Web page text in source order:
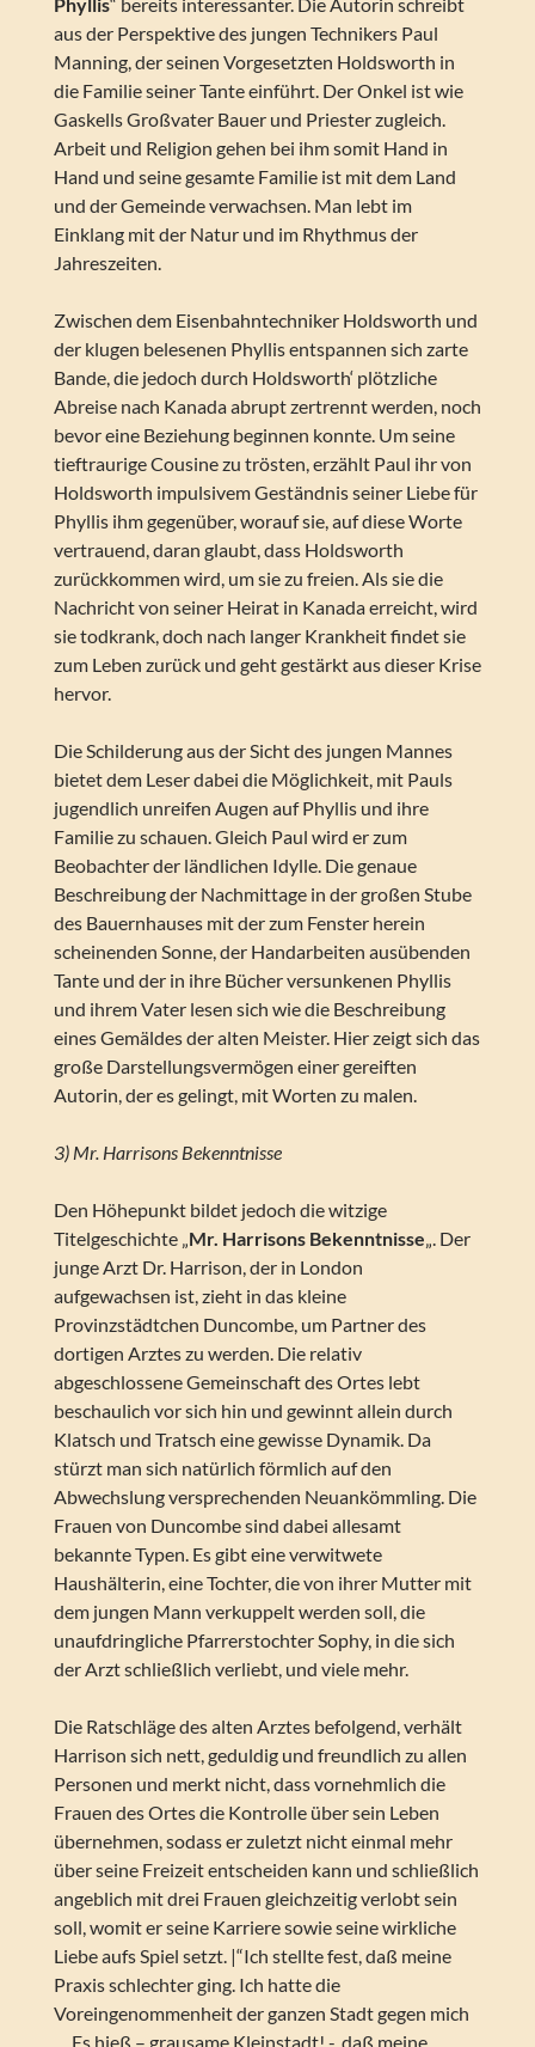
aus der Perspektive des jungen Technikers Paul
Manning, der seinen Vorgesetzten Holdsworth in
die Familie seiner Tante einführt. Der Onkel ist wie
Gaskells Großvater Bauer und Priester zugleich.
Arbeit und Religion gehen bei ihm somit Hand in
Hand und seine gesamte Familie ist mit dem Land
und der Gemeinde verwachsen. Man lebt im
Einklang mit der Natur und im Rhythmus der
Jahreszeiten.
Zwischen dem Eisenbahntechniker Holdsworth und
der klugen belesenen Phyllis entspannen sich zarte
Bande, die jedoch durch Holdsworth‘ plötzliche
Abreise nach Kanada abrupt zertrennt werden, noch
bevor eine Beziehung beginnen konnte. Um seine
tieftraurige Cousine zu trösten, erzählt Paul ihr von
Holdsworth impulsivem Geständnis seiner Liebe für
Phyllis ihm gegenüber, worauf sie, auf diese Worte
vertrauend, daran glaubt, dass Holdsworth
zurückkommen wird, um sie zu freien. Als sie die
Nachricht von seiner Heirat in Kanada erreicht, wird
sie todkrank, doch nach langer Krankheit findet sie
zum Leben zurück und geht gestärkt aus dieser Krise
hervor.
Die Schilderung aus der Sicht des jungen Mannes
bietet dem Leser dabei die Möglichkeit, mit Pauls
jugendlich unreifen Augen auf Phyllis und ihre
Familie zu schauen. Gleich Paul wird er zum
Beobachter der ländlichen Idylle. Die genaue
Beschreibung der Nachmittage in der großen Stube
des Bauernhauses mit der zum Fenster herein
scheinenden Sonne, der Handarbeiten ausübenden
Tante und der in ihre Bücher versunkenen Phyllis
und ihrem Vater lesen sich wie die Beschreibung
eines Gemäldes der alten Meister. Hier zeigt sich das
große Darstellungsvermögen einer gereiften
Autorin, der es gelingt, mit Worten zu malen.
3) Mr. Harrisons Bekenntnisse
Den Höhepunkt bildet jedoch die witzige
Titelgeschichte „Mr. Harrisons Bekenntnisse„. Der
junge Arzt Dr. Harrison, der in London
aufgewachsen ist, zieht in das kleine
Provinzstädtchen Duncombe, um Partner des
dortigen Arztes zu werden. Die relativ
abgeschlossene Gemeinschaft des Ortes lebt
beschaulich vor sich hin und gewinnt allein durch
Klatsch und Tratsch eine gewisse Dynamik. Da
stürzt man sich natürlich förmlich auf den
Abwechslung versprechenden Neuankömmling. Die
Frauen von Duncombe sind dabei allesamt
bekannte Typen. Es gibt eine verwitwete
Haushälterin, eine Tochter, die von ihrer Mutter mit
dem jungen Mann verkuppelt werden soll, die
unaufdringliche Pfarrerstochter Sophy, in die sich
der Arzt schließlich verliebt, und viele mehr.
Die Ratschläge des alten Arztes befolgend, verhält
Harrison sich nett, geduldig und freundlich zu allen
Personen und merkt nicht, dass vornehmlich die
Frauen des Ortes die Kontrolle über sein Leben
übernehmen, sodass er zuletzt nicht einmal mehr
über seine Freizeit entscheiden kann und schließlich
angeblich mit drei Frauen gleichzeitig verlobt sein
soll, womit er seine Karriere sowie seine wirkliche
Liebe aufs Spiel setzt. |“Ich stellte fest, daß meine
Praxis schlechter ging. Ich hatte die
Voreingenommenheit der ganzen Stadt gegen mich
… Es hieß – grausame Kleinstadt! -, daß meine